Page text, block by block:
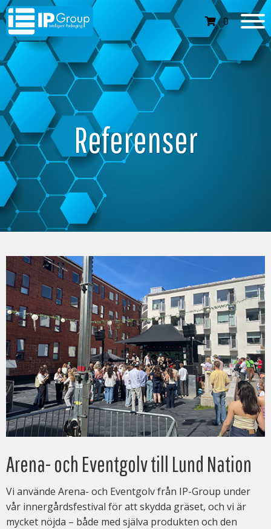
0
Referenser
Arena- och Eventgolv till Lund Nation
Vi använde Arena- och Eventgolv från IP-Group under
vår innergårdsfestival för att skydda gräset, och vi är
mycket nöjda – både med själva produkten och den